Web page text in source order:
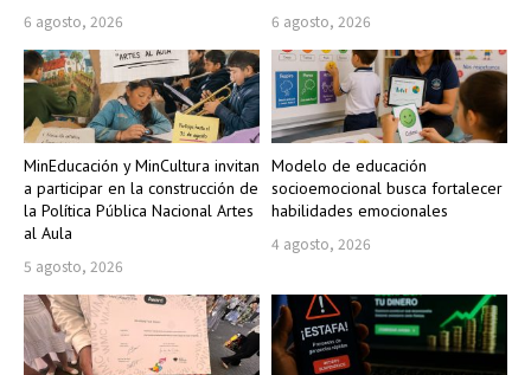
6 agosto, 2026 6 agosto, 2026
MinEducación y MinCultura invitan
a participar en la construcción de
la Política Pública Nacional Artes
al Aula
5 agosto, 2026
Modelo de educación
socioemocional busca fortalecer
habilidades emocionales
4 agosto, 2026